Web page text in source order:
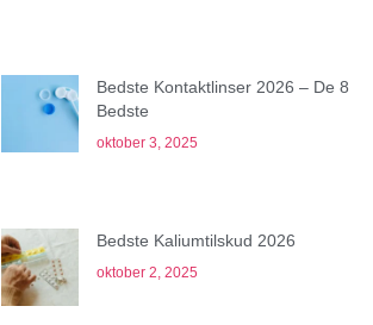
Bedste Kontaktlinser 2026 – De 8
Bedste
oktober 3, 2025
Bedste Kaliumtilskud 2026
oktober 2, 2025